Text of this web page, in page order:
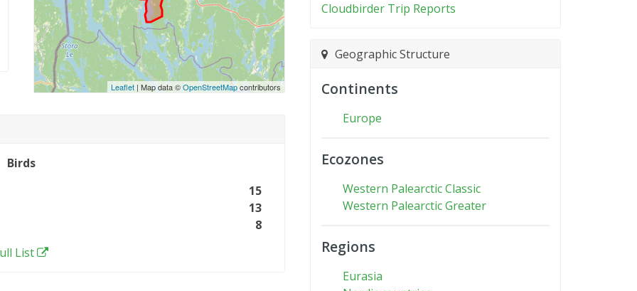
Leaflet| Map data ©OpenStreetMapcontributors
Birds
15
13
8
List
Cloudbirder Trip Reports
Geographic Structure
Continents
Europe
Ecozones
Western Palearctic Classic
Western Palearctic Greater
Regions
Eurasia